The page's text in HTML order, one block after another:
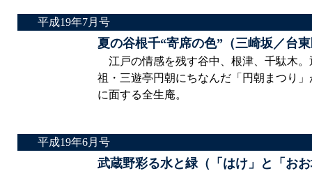
平成19年7月号
夏の谷根千“寄席の色”（三崎坂／台
江戸の情感を残す谷中、根津、千駄木
祖・三遊亭円朝にちなんだ「円朝まつり
に面する全生庵。
平成19年6月号
武蔵野彩る水と緑（「はけ」と「お